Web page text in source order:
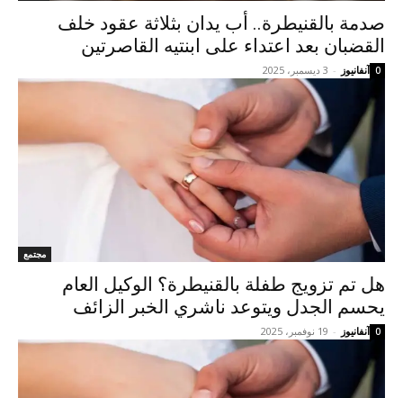
صدمة بالقنيطرة.. أب يدان بثلاثة عقود خلف
القضبان بعد اعتداء على ابنتيه القاصرتين
آنفانيوز - 3 ديسمبر، 2025 0
مجتمع
هل تم تزويج طفلة بالقنيطرة؟ الوكيل العام
يحسم الجدل ويتوعد ناشري الخبر الزائف
آنفانيوز - 19 نوفمبر، 2025 0